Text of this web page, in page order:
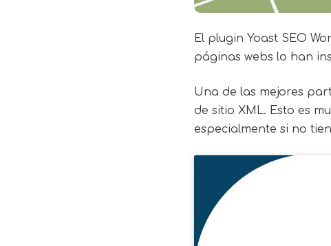
El plugin Yoast SEO
páginas webs lo han
Una de las mejores
de sitio XML. Esto es
especialmente si no